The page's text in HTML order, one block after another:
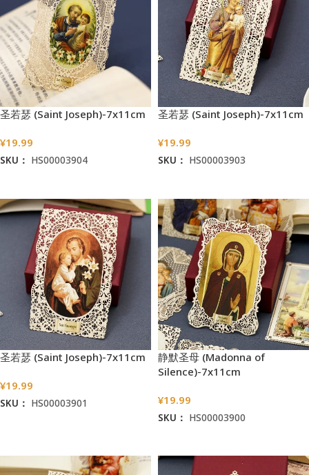
圣若瑟 (Saint Joseph)-7x11cm
¥19.99
SKU： HS00003904
圣若瑟 (Saint Joseph)-7x11cm
¥19.99
SKU： HS00003903
圣若瑟 (Saint Joseph)-7x11cm
¥19.99
SKU： HS00003901
静默圣母 (Madonna of
Silence)-7x11cm
¥19.99
SKU： HS00003900